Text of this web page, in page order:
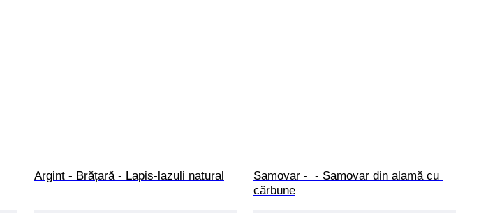
Argint - Brățară - Lapis-lazuli natural
Samovar -  - Samovar din alamă cu
cărbune